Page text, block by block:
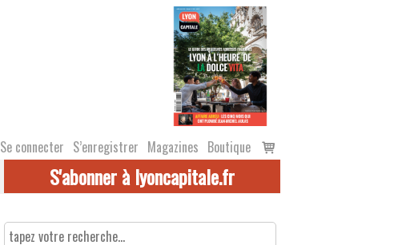
Se connecter S’enregistrer Magazines Boutique
Voir
le
S'abonner à lyoncapitale.fr